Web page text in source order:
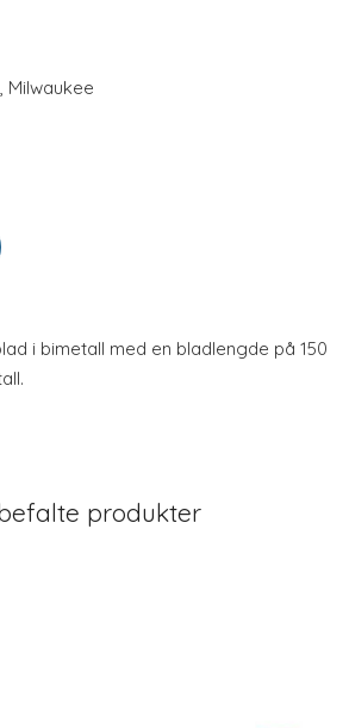
, Milwaukee
i bimetall med en bladlengde på 150
produkter